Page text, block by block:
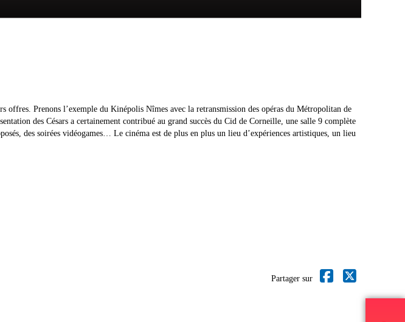
offres. Prenons l’exemple du Kinépolis Nîmes avec la retransmission des opéras du Métropolitan de
des Césars a certainement contribué au grand succès du Cid de Corneille, une salle 9 complète
des soirées vidéogames… Le cinéma est de plus en plus un lieu d’expériences artistiques, un lieu
Partager sur